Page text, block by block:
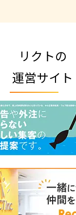
リクトの
運営サイト